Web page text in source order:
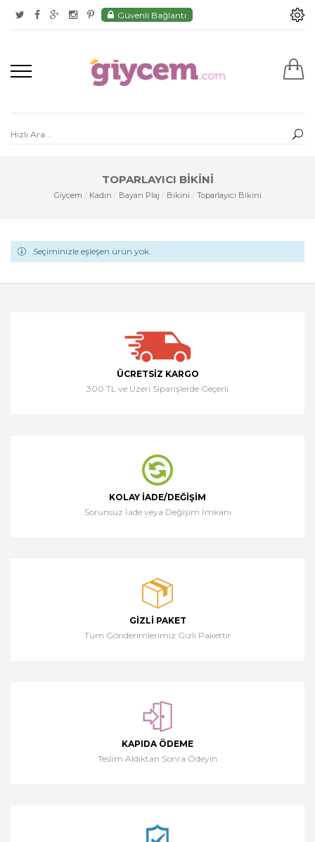
Güvenli Bağlantı
TOPARLAYICI BIKINI
Giycem / Kadın / Bayan Plaj / Bikini / Toparlayıcı Bikini
Seçiminizle eşleşen ürün yok.
ÜCRETSIZ KARGO
300 TL ve Üzeri Siparişlerde Geçerli
KOLAY İADE/DEĞIŞIM
Sorunsuz İade veya Değişim İmkanı
GIZLI PAKET
Tüm Gönderimlerimiz Gizli Pakettir
KAPIDA ÖDEME
Teslim Aldıktan Sonra Ödeyin